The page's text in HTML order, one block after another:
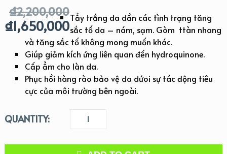
₫2,200,000
₫1,650,000Tẩy trắng da dần các tình trạng tăng
sắc tố da – nám, sạm. Gòm ttàn nhang
và tăng sắc tố không mong muốn khác.
Giúp giảm kích ứng liên quan đến hydroquinone.
Cấp ẩm cho làn da.
Phục hồi hàng rào bảo vệ da dứoi sự tác động tiêu
cực của môi trường bên ngoài.
QUANTITY: